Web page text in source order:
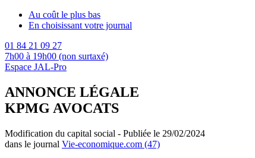
Au coût le plus bas
En choisissant votre journal
01 84 21 09 27
7h00 à 19h00 (non surtaxé)
Espace JAL-Pro
ANNONCE LÉGALE
KPMG AVOCATS
Modification du capital social - Publiée le 29/02/2024
dans le journal Vie-economique.com (47)